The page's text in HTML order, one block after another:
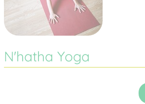
N'hatha Yoga